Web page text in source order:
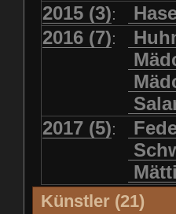
2015 (3):
2016 (7):
2017 (5):
Künstler (21)